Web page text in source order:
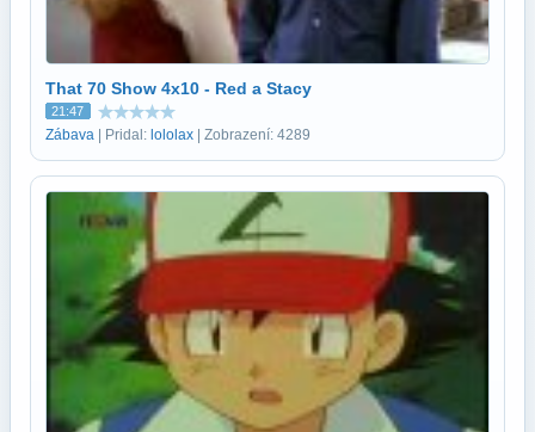
That 70 Show 4x10 - Red a Stacy
21:47
Zábava | Pridal: lololax | Zobrazení: 4289